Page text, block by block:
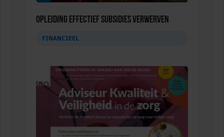
Opleiding Effectief subsidies verwerven
FINANCIEEL